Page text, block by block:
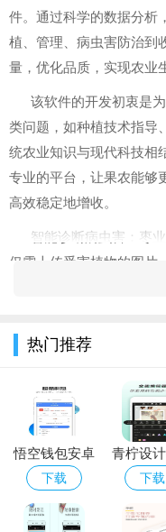
件。通过科学的数据分析
植、管理、病虫害防治到
量，优化品质，实现农业
该软件的开发初衷是
类问题，如种植技术指导
统农业知识与现代科技相
专业的平台，让果农能够
高效稳定地增收。
智能诊断病虫害：枣
仅需上传受害植物的图片
难题时，可以直接在线咨
种植管理系统：枣业
手机游戏下载
包括
每一步操作，确保枣树健
数据监测分析：利用
监控，包括土壤湿度、温
供种植建议。
热门推荐
悟空钱包安卓
手机版下载
下载
青柠设
海报手
微商海
下载